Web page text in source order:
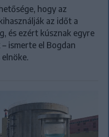
hogy az
az időt a
és ezért kúsznak egyre
ismerte el Bogdan